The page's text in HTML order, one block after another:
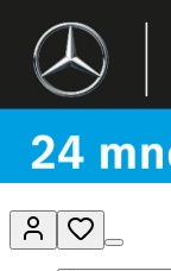
Van Mossel
Vestigingen
Vacatures
Klantenservice
nl- Nederlands